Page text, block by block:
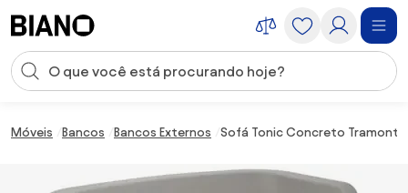
Entrada de pesquisa
Móveis Bancos Bancos Externos Sofá Tonic Concreto